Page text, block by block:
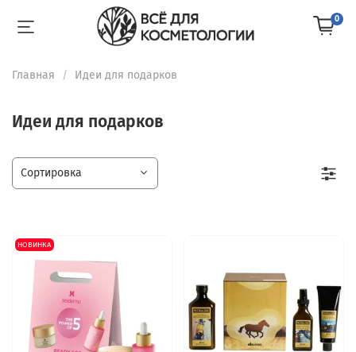
0
Главная Идеи для подарков
Идеи для подарков
НОВИНКА